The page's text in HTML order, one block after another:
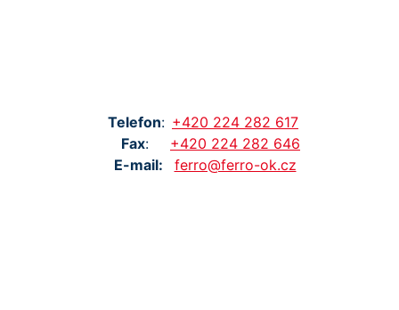
Telefon: +420 224 282 617
Fax: +420 224 282 646
E-mail:
ferro@ferro-ok.cz